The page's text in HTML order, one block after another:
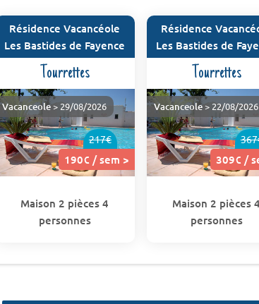
Résidence Vacancéole
Les Bastides de Fayence
Tourrettes
217€
190€ / sem >
Vacanceole> 29/08/2026
Maison 2 pièces 4
personnes
Résidence
Les Bastides de
Tourrettes
309€ /
Vacanceole> 22/08/2026
Maison 2 pièces 4
personnes